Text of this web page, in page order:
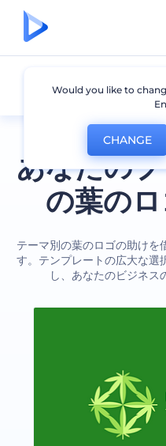
あなたの
の葉の
テーマ別の葉のロゴの助けを
す。テンプレートの広大な選
し、あなたのビジネス
葉
Would you like to
CHANGE